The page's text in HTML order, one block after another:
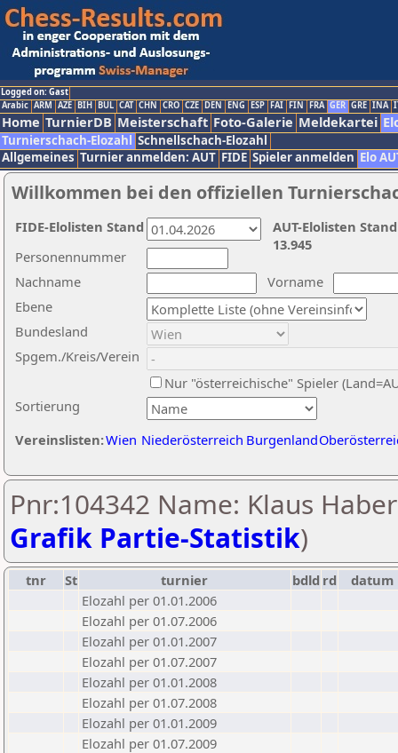
Logged on: Gast
Arabic ARM AZE BIH BUL CAT CHN CRO CZE DEN ENG ESP FAI FIN FRA GER GRE INA
Home TurnierDB Meisterschaft Foto-Galerie Meldekartei
Turnierschach-Elozahl Schnellschach-Elozahl
Allgemeines Turnier anmelden: AUT FIDE Spieler anmelden Elo
Willkommen bei den offiziellen
Nachname
Vorname
Ebene
Sortierung
Personennummer
Bundesland
Spgem./Kreis/Verein
Nur "österreichische" Spieler
Vereinslisten:Wien Niederösterreich Burgenland
AUT-Elolisten
13.945
FIDE-Elolisten Stand
Pnr:104342 Name: Klaus
Grafik Partie-Statistik)
tnr St turnier bdld rd
datum
Elozahl per 01.01.2006
Elozahl per 01.07.2006
Elozahl per 01.01.2007
Elozahl per 01.07.2007
Elozahl per 01.01.2008
Elozahl per 01.07.2008
Elozahl per 01.01.2009
Elozahl per 01.07.2009